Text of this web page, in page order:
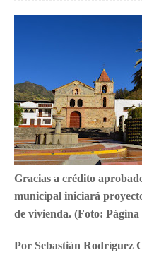
Gracias a crédito
municipal iniciará
de vivienda. (Foto: Página
Por Sebastián Rodríguez